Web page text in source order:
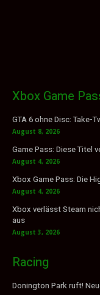
Xbox Game
GTA 6 ohne Disc: Take-
August 8, 2026
Game Pass: Diese Titel
August 4, 2026
Xbox Game Pass: Die
August 4, 2026
Xbox verlässt Steam
aus
August 3, 2026
Racing
Donington Park ruft!